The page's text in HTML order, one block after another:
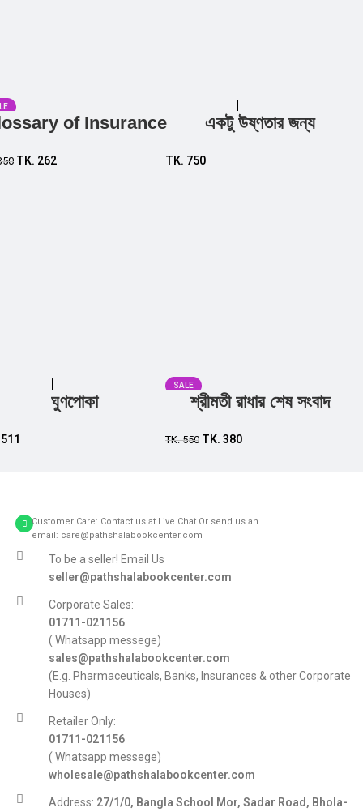
of Insurance
TK. 262
Add to cart
একটু উষ্ণতার জন্য
TK. 750
Add to cart
ঘুণপোকা
511
SALE
শ্রীমতী রাধার শেষ সংবাদ
TK.550 TK. 380
Customer Care: Contact us at Live Chat Or send us an
email: care@pathshalabookcenter.com
To be a seller! Email Us
seller@pathshalabookcenter.com
Corporate Sales:
01711-021156
( Whatsapp messege)
sales@pathshalabookcenter.com
(E.g. Pharmaceuticals, Banks, Insurances & other Corporate
Houses)
Retailer Only:
01711-021156
( Whatsapp messege)
wholesale@pathshalabookcenter.com
Address: 27/1/0, Bangla School Mor, Sadar Road, Bhola-